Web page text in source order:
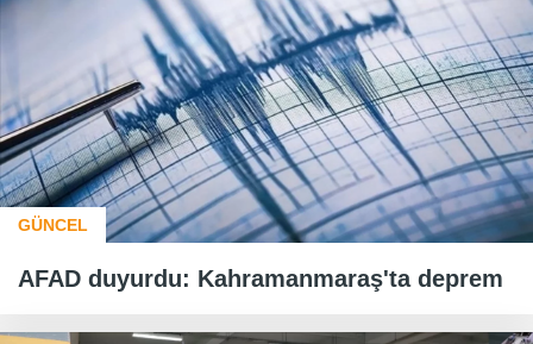
GÜNCEL
AFAD duyurdu: Kahramanmaraş'ta deprem